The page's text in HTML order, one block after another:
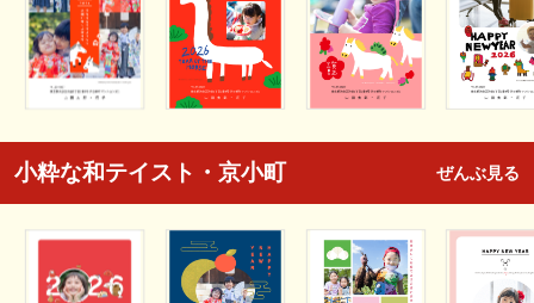
小粋な和テイスト・京小町 ぜんぶ見る